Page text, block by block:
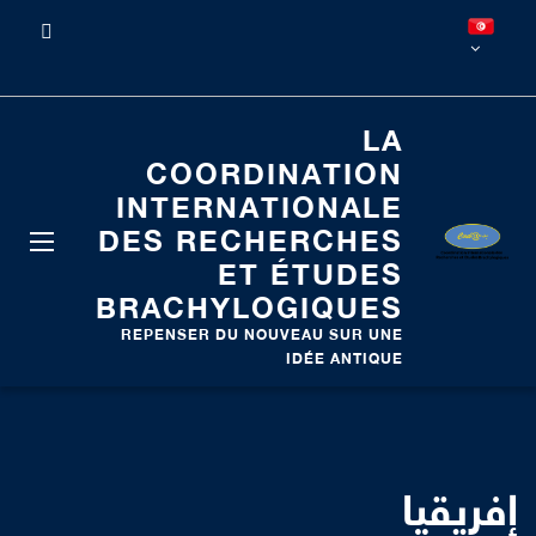
LA
COORDINATION
INTERNATIONALE
DES RECHERCHES
ET ÉTUDES
BRACHYLOGIQUES
REPENSER DU NOUVEAU SUR UNE
IDÉE ANTIQUE
إفريقيا